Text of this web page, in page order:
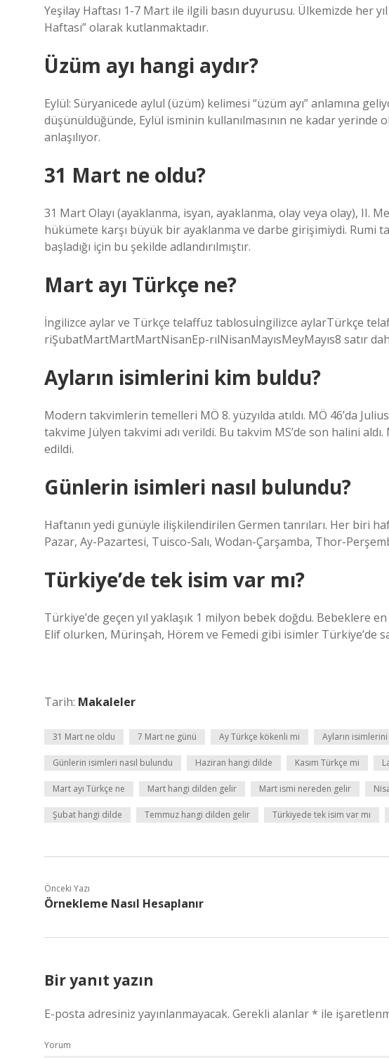
Yeşilay Haftası 1-7 Mart ile ilgili basın duyurusu. Ülkemizde her
Haftası” olarak kutlanmaktadır.
Üzüm ayı hangi aydır?
Eylül: Süryanicede aylul (üzüm) kelimesi “üzüm ayı” anlamına
düşünüldüğünde, Eylül isminin kullanılmasının ne kadar
anlaşılıyor.
31 Mart ne oldu?
31 Mart Olayı (ayaklanma, isyan, ayaklanma, olay veya olay), II.
hükümete karşı büyük bir ayaklanma ve darbe girişimiydi. Rumi
başladığı için bu şekilde adlandırılmıştır.
Mart ayı Türkçe ne?
İngilizce aylar ve Türkçe telaffuz tablosuİngilizce aylarTürkçe
riŞubatMartMartMartNisanEp-rılNisanMayısMeyMayıs8 satır
Ayların isimlerini kim buldu?
Modern takvimlerin temelleri MÖ 8. yüzyılda atıldı. MÖ 46’da
takvime Jülyen takvimi adı verildi. Bu takvim MS’de son halini
edildi.
Günlerin isimleri nasıl bulundu?
Haftanın yedi günüyle ilişkilendirilen Germen tanrıları. Her biri
Pazar, Ay-Pazartesi, Tuisco-Salı, Wodan-Çarşamba, Thor-
Türkiye’de tek isim var mı?
Türkiye’de geçen yıl yaklaşık 1 milyon bebek doğdu. Bebeklere
Elif olurken, Mürinşah, Hörem ve Femedi gibi isimler Türkiye’de
Tarih: Makaleler
31 Mart ne oldu 7 Mart ne günü Ay Türkçe kökenli mi Ayların
Günlerin isimleri nasıl bulundu Haziran hangi dilde Kasım Türkçe mi
Mart ayı Türkçe ne Mart hangi dilden gelir Mart ismi nereden gelir
Şubat hangi dilde Temmuz hangi dilden gelir Türkiyede tek isim var mı
Önceki Yazı
Örnekleme Nasıl Hesaplanır
Bir yanıt yazın
E-posta adresiniz yayınlanmayacak. Gerekli alanlar* ile
Yorum